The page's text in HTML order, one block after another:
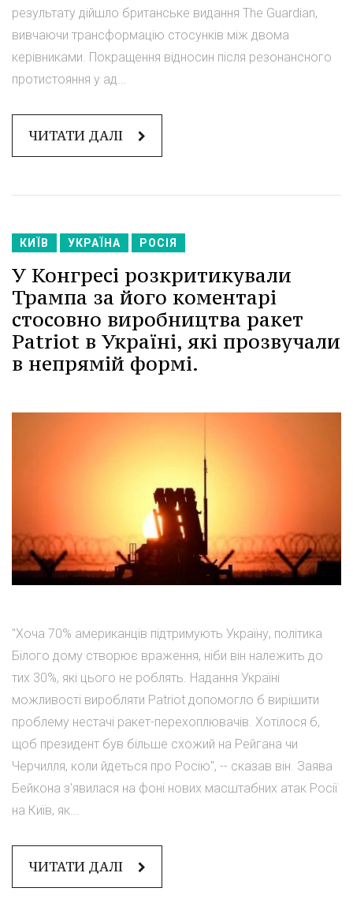
результату дійшло британське видання The Guardian,
вивчаючи трансформацію стосунків між двома
керівниками. Покращення відносин після резонансного
протистояння у ад...
ЧИТАТИ ДАЛІ
КИЇВ УКРАЇНА РОСІЯ
У Конгресі розкритикували
Трампа за його коментарі
стосовно виробництва ракет
Patriot в Україні, які прозвучали
в непрямій формі.
"Хоча 70% американців підтримують Україну, політика
Білого дому створює враження, ніби він належить до
тих 30%, які цього не роблять. Надання Україні
можливості виробляти Patriot допомогло б вирішити
проблему нестачі ракет-перехоплювачів. Хотілося б,
щоб президент був більше схожий на Рейгана чи
Черчилля, коли йдеться про Росію", -- сказав він. Заява
Бейкона з'явилася на фоні нових масштабних атак Росії
на Київ, як...
ЧИТАТИ ДАЛІ